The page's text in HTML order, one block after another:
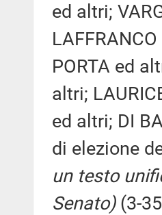
ed altri;
PORTA ed
altri;
ed altri; DI
di elezione
un testo
Senato) (3-